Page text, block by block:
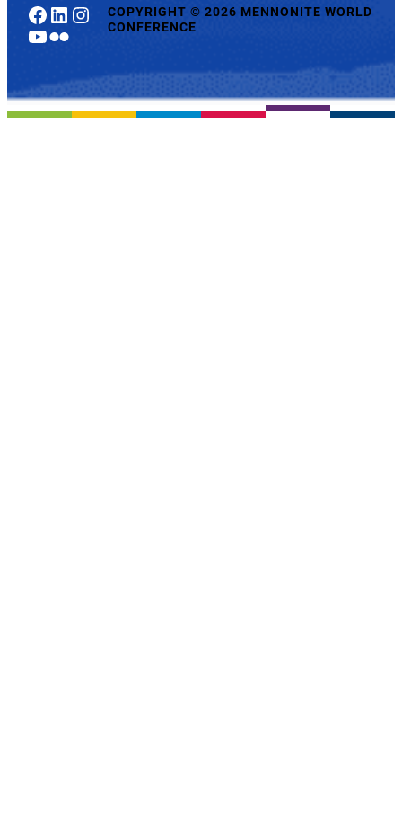
Facebook
LinkedIn
Instagram
YouTube
Flickr
COPYRIGHT© 2026 MENNONITE WORLD
CONFERENCE